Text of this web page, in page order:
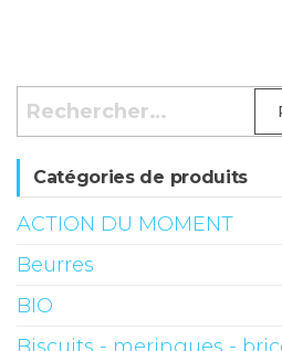
Rechercher :
Catégories de produits
ACTION DU MOMENT
Beurres
BIO